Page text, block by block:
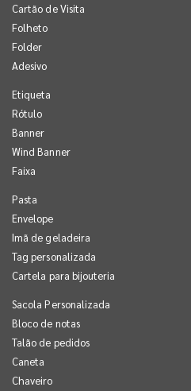
Cartão de Visita
Folheto
Folder
Adesivo
Etiqueta
Rótulo
Banner
Wind Banner
Faixa
Pasta
Envelope
Imã de geladeira
Tag personalizada
Cartela para bijouteria
Sacola Personalizada
Bloco de notas
Talão de pedidos
Caneta
Chaveiro